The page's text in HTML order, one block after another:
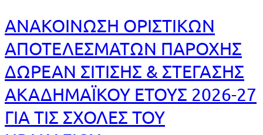
ΑΝΑΚΟΙΝΩΣΗ ΟΡΙΣΤΙΚΩΝ
ΑΠΟΤΕΛΕΣΜΑΤΩΝ ΠΑΡΟΧΗΣ
ΔΩΡΕΑΝ ΣΙΤΙΣΗΣ & ΣΤΕΓΑΣΗΣ
ΑΚΑΔΗΜΑΪΚΟΥ ΕΤΟΥΣ 2026-27
ΓΙΑ ΤΙΣ ΣΧΟΛΕΣ ΤΟΥ